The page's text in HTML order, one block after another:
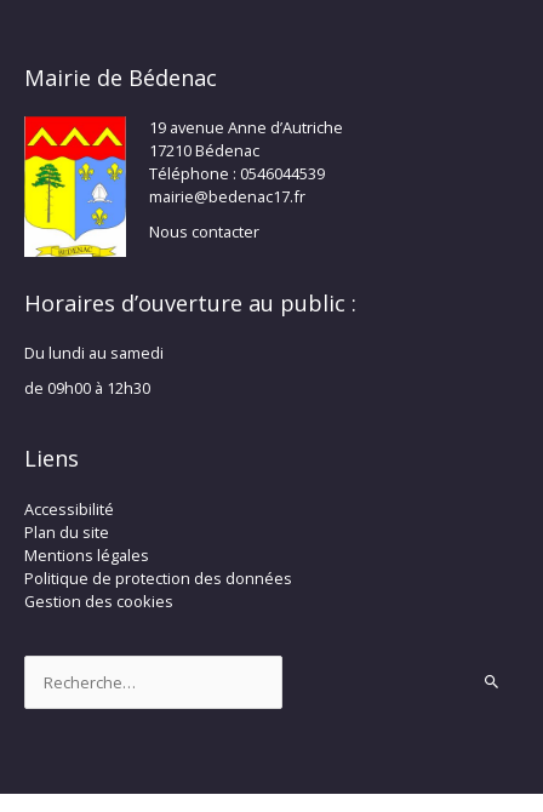
Mairie de Bédenac
19 avenue Anne d’Autriche
17210 Bédenac
Téléphone : 0546044539
mairie@bedenac17.fr
Nous contacter
Horaires d’ouverture au public :
Du lundi au samedi
de 09h00 à 12h30
Liens
Accessibilité
Plan du site
Mentions légales
Politique de protection des données
Gestion des cookies